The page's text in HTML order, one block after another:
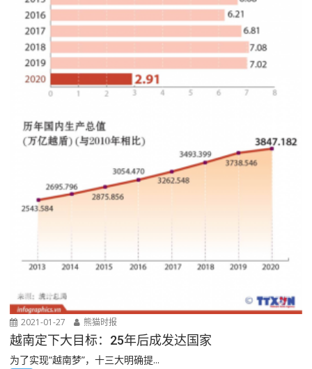
2021-01-27 熊猫时报
越南定下大目标：25年后成发达国家
为了实现“越南梦”，十三大明确提...